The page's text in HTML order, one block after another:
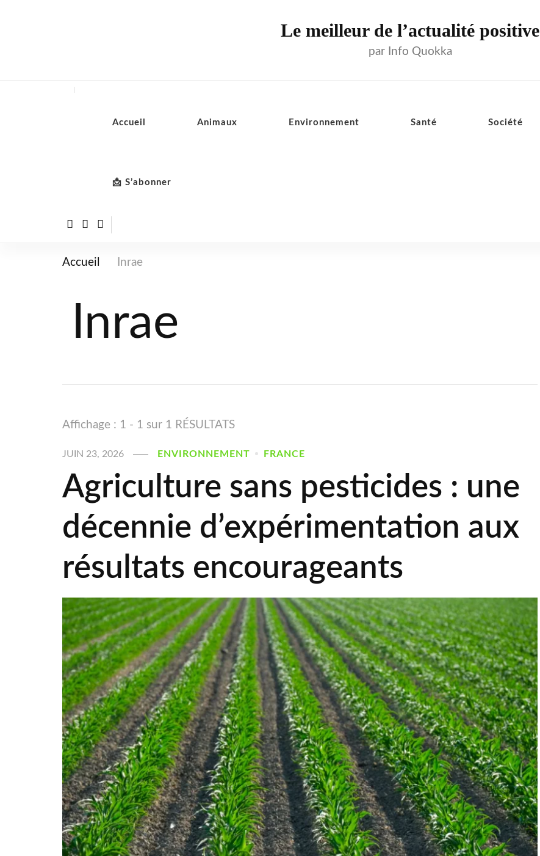
Le meilleur de l’actualité positive
par Info Quokka
Accueil Animaux Environnement Santé Société
📩 S’abonner
Accueil Inrae
Inrae
Affichage : 1 - 1 sur 1 RÉSULTATS
JUIN 23, 2026 ENVIRONNEMENT FRANCE
Agriculture sans pesticides : une
décennie d’expérimentation aux
résultats encourageants